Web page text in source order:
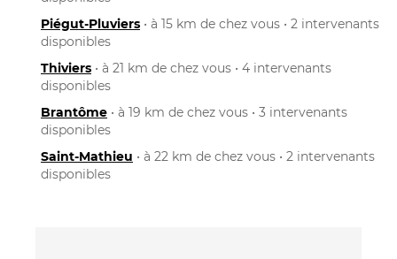
Piégut-Pluviers • à 15 km de chez vous • 2 intervenants
disponibles
Thiviers • à 21 km de chez vous • 4 intervenants
disponibles
Brantôme • à 19 km de chez vous • 3 intervenants
disponibles
Saint-Mathieu • à 22 km de chez vous • 2 intervenants
disponibles